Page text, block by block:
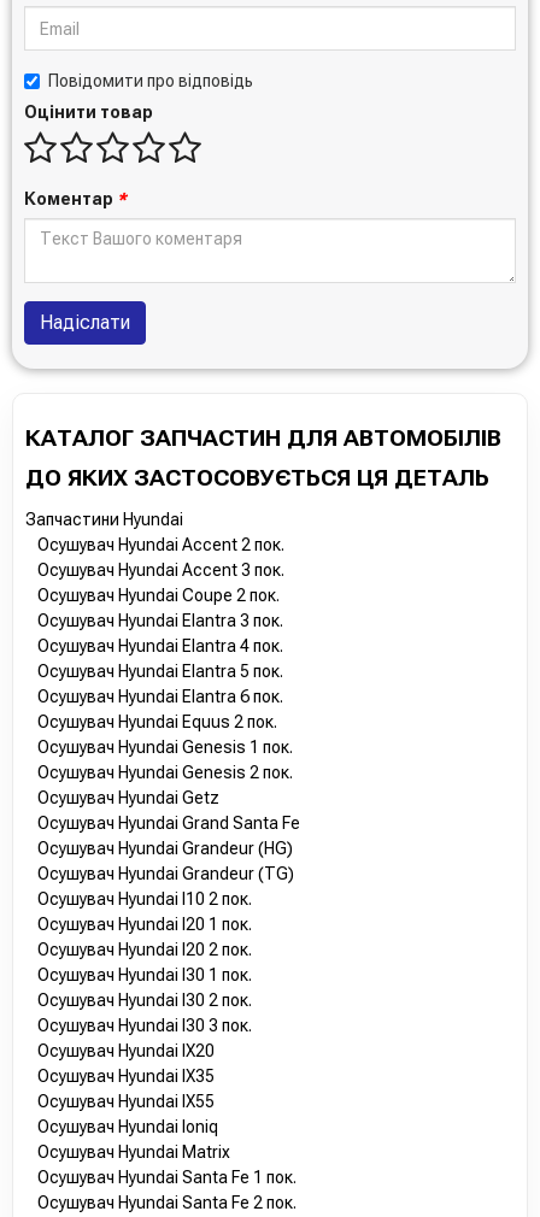
Повідомити про відповідь
Оцінити товар
Коментар *
Надіслати
КАТАЛОГ ЗАПЧАСТИН ДЛЯ АВТОМОБІЛІВ
ДО ЯКИХ ЗАСТОСОВУЄТЬСЯ ЦЯ ДЕТАЛЬ
Запчастини Hyundai
Осушувач Hyundai Accent 2 пок.
Осушувач Hyundai Accent 3 пок.
Осушувач Hyundai Coupe 2 пок.
Осушувач Hyundai Elantra 3 пок.
Осушувач Hyundai Elantra 4 пок.
Осушувач Hyundai Elantra 5 пок.
Осушувач Hyundai Elantra 6 пок.
Осушувач Hyundai Equus 2 пок.
Осушувач Hyundai Genesis 1 пок.
Осушувач Hyundai Genesis 2 пок.
Осушувач Hyundai Getz
Осушувач Hyundai Grand Santa Fe
Осушувач Hyundai Grandeur (HG)
Осушувач Hyundai Grandeur (TG)
Осушувач Hyundai I10 2 пок.
Осушувач Hyundai I20 1 пок.
Осушувач Hyundai I20 2 пок.
Осушувач Hyundai I30 1 пок.
Осушувач Hyundai I30 2 пок.
Осушувач Hyundai I30 3 пок.
Осушувач Hyundai IX20
Осушувач Hyundai IX35
Осушувач Hyundai IX55
Осушувач Hyundai Ioniq
Осушувач Hyundai Matrix
Осушувач Hyundai Santa Fe 1 пок.
Осушувач Hyundai Santa Fe 2 пок.